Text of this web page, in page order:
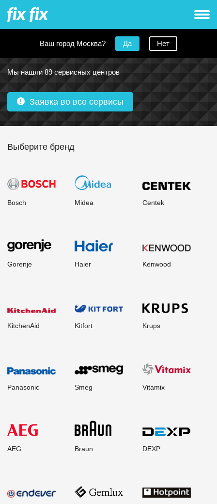
Ваш город Москва? Да Нет
Ремонт блендеров в Москве
Мы нашли 89 сервисных центров
Заявка во все сервисы
Выберите бренд
Bosch Midea Centek
Gorenje Haier Kenwood
KitchenAid Kitfort Krups
Panasonic Smeg Vitamix
AEG Braun DEXP